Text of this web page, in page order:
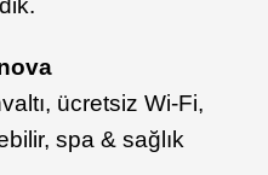
ücretsiz Wi-Fi,
spa & sağlık